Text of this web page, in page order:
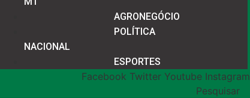
AGRONEGÓCIO
POLÍTICA
NACIONAL
ESPORTES
Facebook Twitter Youtube Instagram
Pesquisar